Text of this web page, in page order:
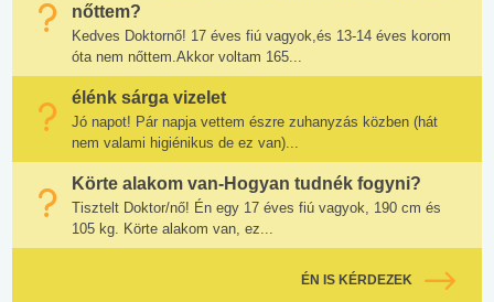
nőttem?
Kedves Doktornő! 17 éves fiú vagyok,és 13-14 éves korom
óta nem nőttem.Akkor voltam 165...
élénk sárga vizelet
Jó napot! Pár napja vettem észre zuhanyzás közben (hát
nem valami higiénikus de ez van)...
Körte alakom van-Hogyan tudnék fogyni?
Tisztelt Doktor/nő! Én egy 17 éves fiú vagyok, 190 cm és
105 kg. Körte alakom van, ez...
ÉN IS KÉRDEZEK